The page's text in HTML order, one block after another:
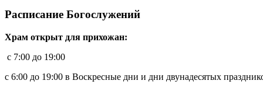
Расписание Богослужений
Храм открыт для прихожан:
c 7:00 до 19:00
с 6:00 до 19:00 в Воскресные дни и дни двунадесятых